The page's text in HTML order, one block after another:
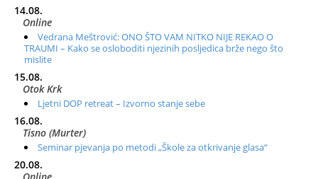
14.08.
Online
Vedrana Meštrović: ONO ŠTO VAM NITKO NIJE REKAO O
TRAUMI – Kako se osloboditi njezinih posljedica brže nego što
mislite
15.08.
Otok Krk
Ljetni DOP retreat – Izvorno stanje sebe
16.08.
Tisno (Murter)
Seminar pjevanja po metodi „Škole za otkrivanje glasa“
20.08.